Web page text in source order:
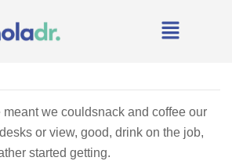
we couldsnack and coffee our
or view, good, drink on the job,
started getting.